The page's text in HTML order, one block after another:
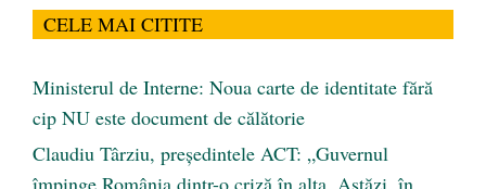
CELE MAI CITITE
Ministerul de Interne: Noua carte de identitate fără
cip NU este document de călătorie
Claudiu Târziu, președintele ACT: „Guvernul
împinge România dintr-o criză în alta. Astăzi, în